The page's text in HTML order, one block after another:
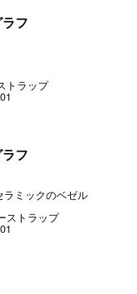
ラフ
トラップ
ラフ
ミックのベゼル
ストラップ